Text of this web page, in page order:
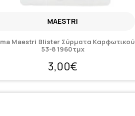
MAESTRI
Maestri Blister Σύρματα Καρφωτικού
53-8 1960τμχ
3,00€